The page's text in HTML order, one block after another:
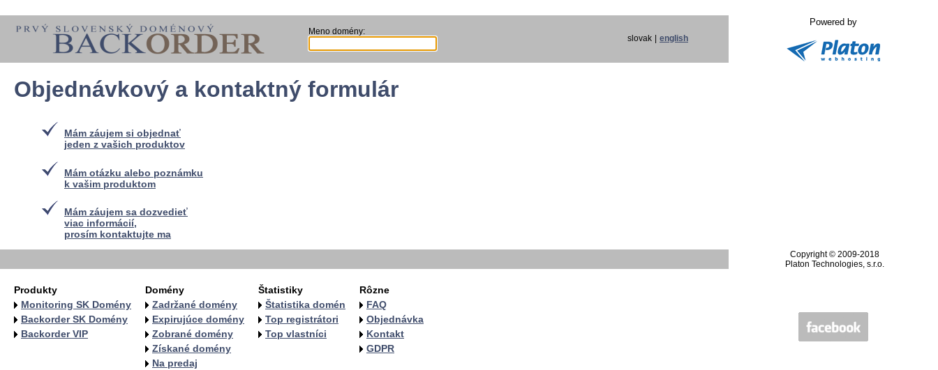
Meno domény:
slovak english
Powered by
Objednávkový a kontaktný formulár
Mám záujem si objednať
jeden z vašich produktov
Mám otázku alebo poznámku
k vašim produktom
Mám záujem sa dozvedieť
viac informácií,
prosím kontaktujte ma
Copyright © 2009-2018
Platon Technologies, s.r.o.
Produkty
Monitoring SK Domény
Backorder SK Domény
Backorder VIP
Domény
Zadržané domény
Expirujúce domény
Zobrané domény
Získané domény
Na predaj
Štatistiky
Štatistika domén
Top registrátori
Top vlastníci
Rôzne
FAQ
Objednávka
Kontakt
GDPR